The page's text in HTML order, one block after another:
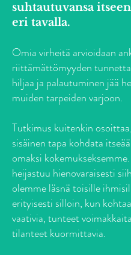
suhtautuvansa
eri tavalla.
Omia virheitä arvioidaan
riittämättömyyden
hiljaa ja palautuminen jää
muiden tarpeiden varjoon.
Tutkimus kuitenkin
sisäinen tapa kohdata
omaksi
heijastuu hienovaraisesti
olemme läsnä toisille
erityisesti silloin, kun
vaativia, tunteet
tilanteet kuormittavia.